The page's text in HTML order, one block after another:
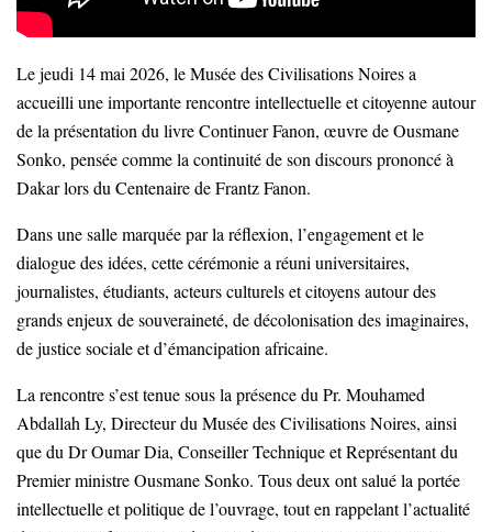
Le jeudi 14 mai 2026, le Musée des Civilisations Noires a
accueilli une importante rencontre intellectuelle et citoyenne autour
de la présentation du livre Continuer Fanon, œuvre de Ousmane
Sonko, pensée comme la continuité de son discours prononcé à
Dakar lors du Centenaire de Frantz Fanon.
Dans une salle marquée par la réflexion, l’engagement et le
dialogue des idées, cette cérémonie a réuni universitaires,
journalistes, étudiants, acteurs culturels et citoyens autour des
grands enjeux de souveraineté, de décolonisation des imaginaires,
de justice sociale et d’émancipation africaine.
La rencontre s’est tenue sous la présence du Pr. Mouhamed
Abdallah Ly, Directeur du Musée des Civilisations Noires, ainsi
que du Dr Oumar Dia, Conseiller Technique et Représentant du
Premier ministre Ousmane Sonko. Tous deux ont salué la portée
intellectuelle et politique de l’ouvrage, tout en rappelant l’actualité